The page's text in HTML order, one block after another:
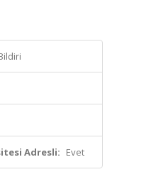
Adresli: Evet